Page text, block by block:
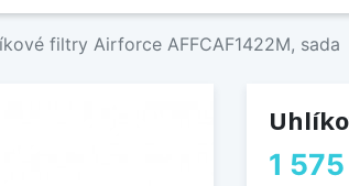
filtry Airforce AFFCAF1422M, sada
1